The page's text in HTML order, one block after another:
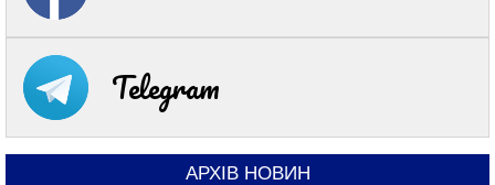
Telegram
АРХІВ НОВИН